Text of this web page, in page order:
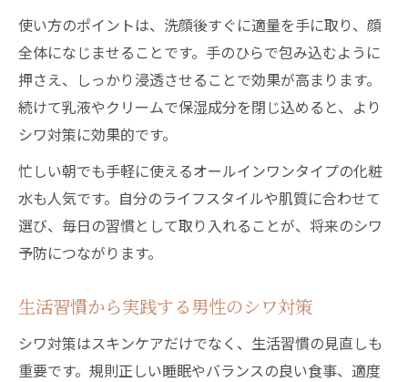
使い方のポイントは、洗顔後すぐに適量を手に取り、顔
全体になじませることです。手のひらで包み込むように
押さえ、しっかり浸透させることで効果が高まります。
続けて乳液やクリームで保湿成分を閉じ込めると、より
シワ対策に効果的です。
忙しい朝でも手軽に使えるオールインワンタイプの化粧
水も人気です。自分のライフスタイルや肌質に合わせて
選び、毎日の習慣として取り入れることが、将来のシワ
予防につながります。
生活習慣から実践する男性のシワ対策
シワ対策はスキンケアだけでなく、生活習慣の見直しも
重要です。規則正しい睡眠やバランスの良い食事、適度